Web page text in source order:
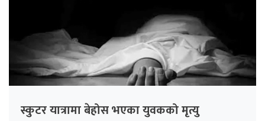
स्कुटर यात्रामा बेहोस भएका युवकको मृत्यु